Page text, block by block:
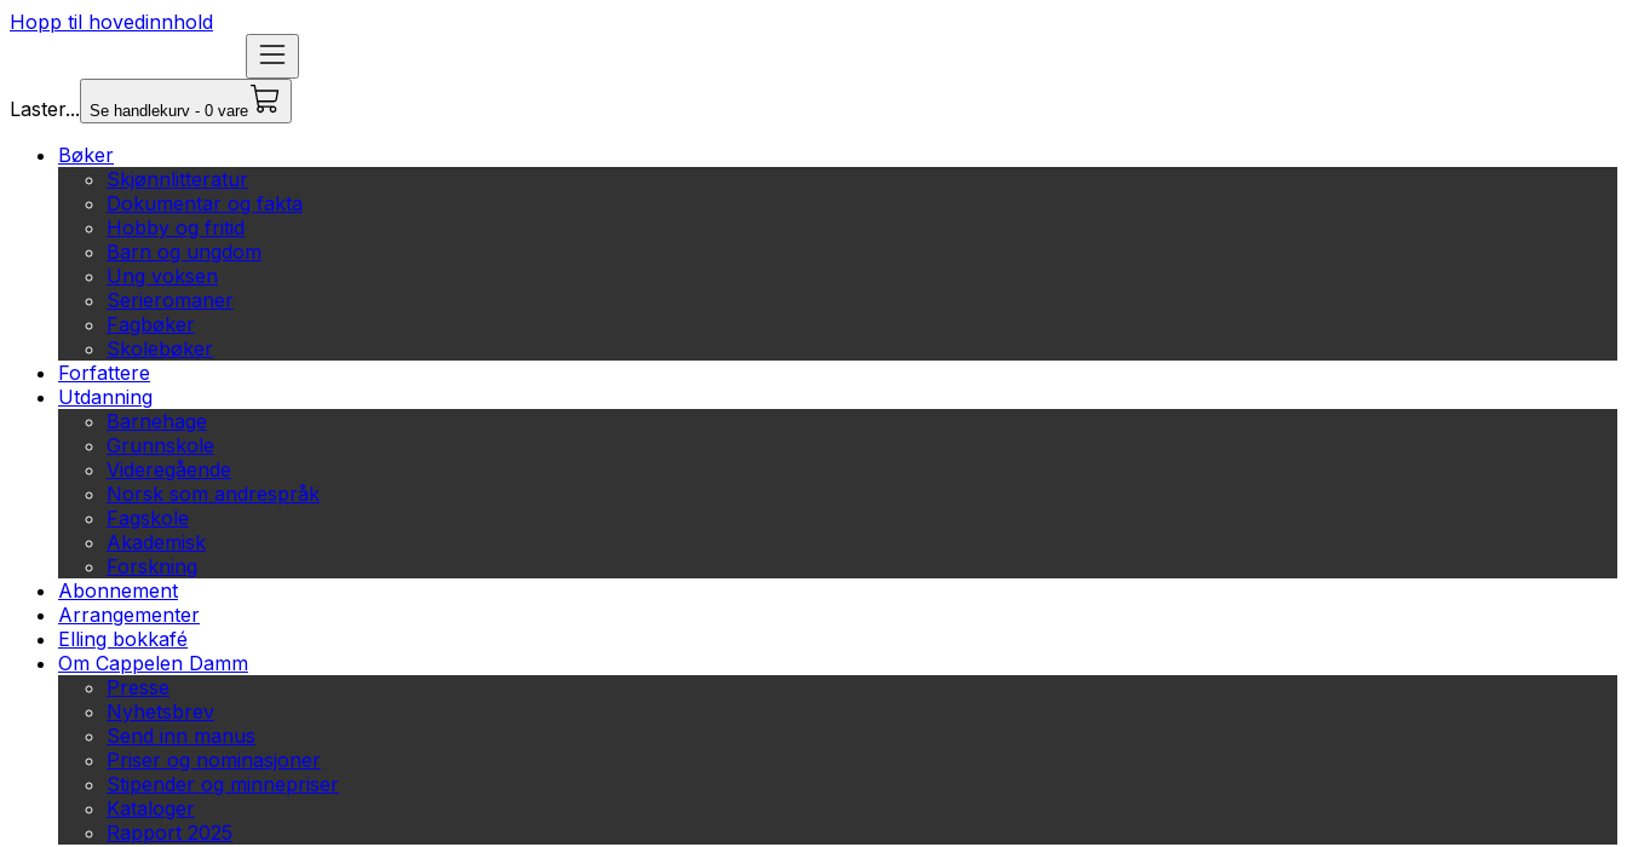
Hopp til hovedinnhold
Laster... Se handlekurv - 0 vare
Bøker
Skjønnlitteratur
Dokumentar og fakta
Hobby og fritid
Barn og ungdom
Ung voksen
Serieromaner
Fagbøker
Skolebøker
Forfattere
Utdanning
Barnehage
Grunnskole
Videregående
Norsk som andrespråk
Fagskole
Akademisk
Forskning
Abonnement
Arrangementer
Elling bokkafé
Om Cappelen Damm
Presse
Nyhetsbrev
Send inn manus
Priser og nominasjoner
Stipender og minnepriser
Kataloger
Rapport 2025